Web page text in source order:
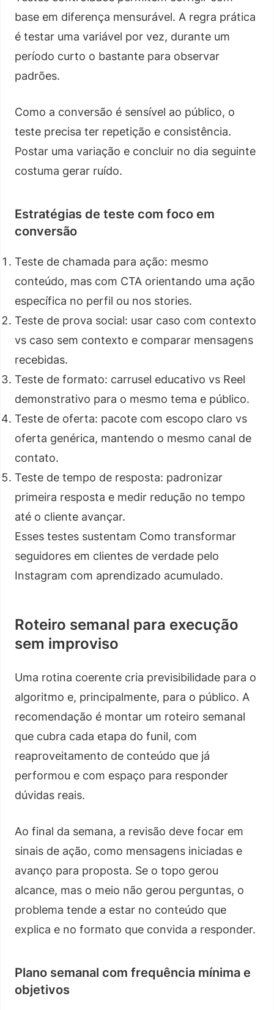
base em diferença mensurável. A regra prática
é testar uma variável por vez, durante um
período curto o bastante para observar
padrões.
Como a conversão é sensível ao público, o
teste precisa ter repetição e consistência.
Postar uma variação e concluir no dia seguinte
costuma gerar ruído.
Estratégias de teste com foco em
conversão
Teste de chamada para ação: mesmo
conteúdo, mas com CTA orientando uma ação
específica no perfil ou nos stories.
Teste de prova social: usar caso com contexto
vs caso sem contexto e comparar mensagens
recebidas.
Teste de formato: carrusel educativo vs Reel
demonstrativo para o mesmo tema e público.
Teste de oferta: pacote com escopo claro vs
oferta genérica, mantendo o mesmo canal de
contato.
Teste de tempo de resposta: padronizar
primeira resposta e medir redução no tempo
até o cliente avançar.
Esses testes sustentam Como transformar
seguidores em clientes de verdade pelo
Instagram com aprendizado acumulado.
Roteiro semanal para execução
sem improviso
Uma rotina coerente cria previsibilidade para o
algoritmo e, principalmente, para o público. A
recomendação é montar um roteiro semanal
que cubra cada etapa do funil, com
reaproveitamento de conteúdo que já
performou e com espaço para responder
dúvidas reais.
Ao final da semana, a revisão deve focar em
sinais de ação, como mensagens iniciadas e
avanço para proposta. Se o topo gerou
alcance, mas o meio não gerou perguntas, o
problema tende a estar no conteúdo que
explica e no formato que convida a responder.
Plano semanal com frequência mínima e
objetivos